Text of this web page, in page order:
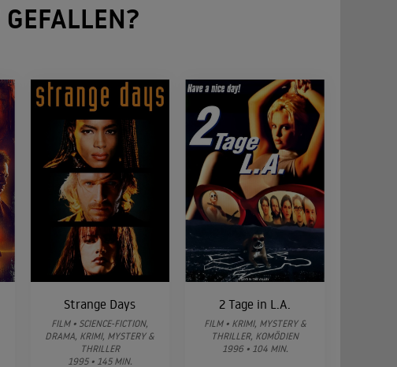
GEFALLEN?
Strange Days
FILM • SCIENCE-FICTION,
DRAMA, KRIMI, MYSTERY &
THRILLER
1995 • 145 MIN.
2 Tage in L.A.
FILM • KRIMI, MYSTERY &
THRILLER, KOMÖDIEN
1996 • 104 MIN.